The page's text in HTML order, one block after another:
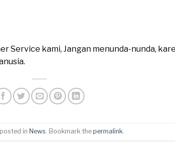
Service kami, Jangan menunda-nunda,
in News. Bookmark the permalink.